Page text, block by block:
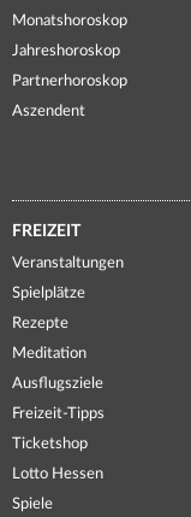
Monatshoroskop
Jahreshoroskop
Partnerhoroskop
Aszendent
FREIZEIT
Veranstaltungen
Spielplätze
Rezepte
Meditation
Ausflugsziele
Freizeit-Tipps
Ticketshop
Lotto Hessen
Spiele